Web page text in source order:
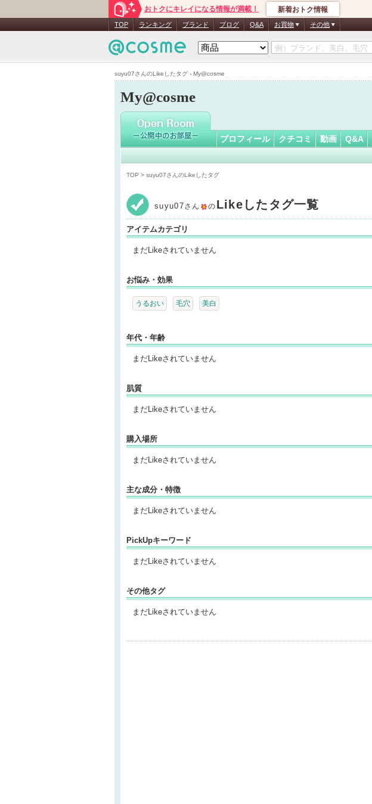
suyu07さんのLikeしたタグ - My@cosme
おトクにキレイになる情報が満載！ 新着おトク情報
TOP ランキング ブランド ブログ Q&A お買物 その他
My@cosme
suyu07さん
認
証
プロフィール クチコミ 動画 Q&A
TOP > suyu07さんのLikeしたタグ
suyu07さん の Likeしたタグ一覧
アイテムカテゴリ
まだLikeされていません
お悩み・効果
うるおい 毛穴 美白
年代・年齢
まだLikeされていません
肌質
まだLikeされていません
購入場所
まだLikeされていません
主な成分・特徴
まだLikeされていません
PickUpキーワード
まだLikeされていません
その他タグ
まだLikeされていません